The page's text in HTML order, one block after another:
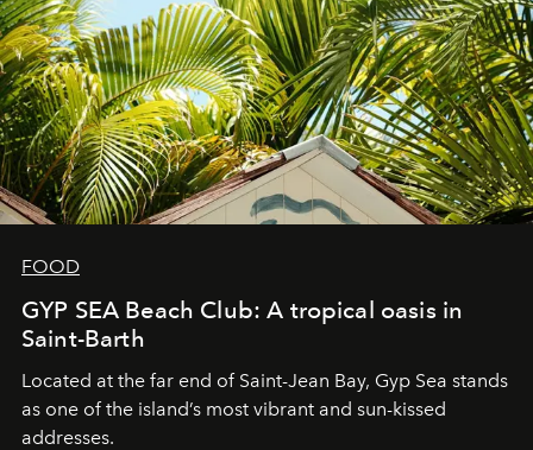
FOOD
GYP SEA Beach Club: A tropical oasis in
Saint-Barth
Located at the far end of Saint-Jean Bay, Gyp Sea stands
as one of the island’s most vibrant and sun-kissed
addresses.